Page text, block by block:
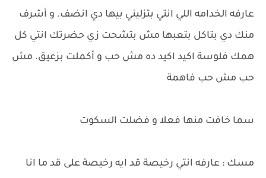
عارفه الخدامه اللي انتي بتزليني بيها دي انضف. و أشرف
منك دي بتاكل بتعبها مش بتشحت زي حضرتك انتي كل
همك فلوسة اكيد اكيد ده مش حب و أكملت بزعيق. مش
حب مش حب فاهمة
سما خافت منها فعلا و فضلت السكوت
مسك : عارفه انتي رخيصة قد ايه رخيصة على قد ما انا